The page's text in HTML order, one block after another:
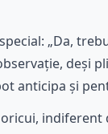
„Da,
deși
anticipa și